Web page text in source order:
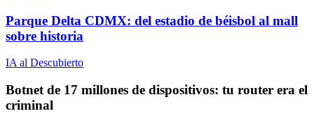
Parque Delta CDMX: del estadio de béisbol al mall
sobre historia
IA al Descubierto
Botnet de 17 millones de dispositivos: tu router era el
criminal